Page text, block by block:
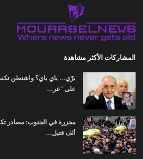
المشاركات الأكثر مشاهدة
برّي... باي باي؟ واشنطن
على "عر...
ألف قتيل...